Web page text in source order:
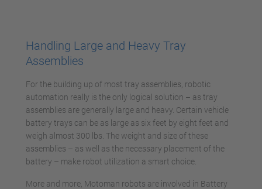
Management Platform
Handling Large and Heavy Tray
Assemblies
For the building up of most tray assemblies, robotic
automation really is the only logical solution – as tray
assemblies are generally large and heavy. Certain vehicle
battery trays can be as large as six feet by eight feet and
weigh almost 300 lbs. The weight and size of these
assemblies – as well as the necessary placement of the
battery – make robot utilization a smart choice.
More and more, Motoman robots are involved in Battery